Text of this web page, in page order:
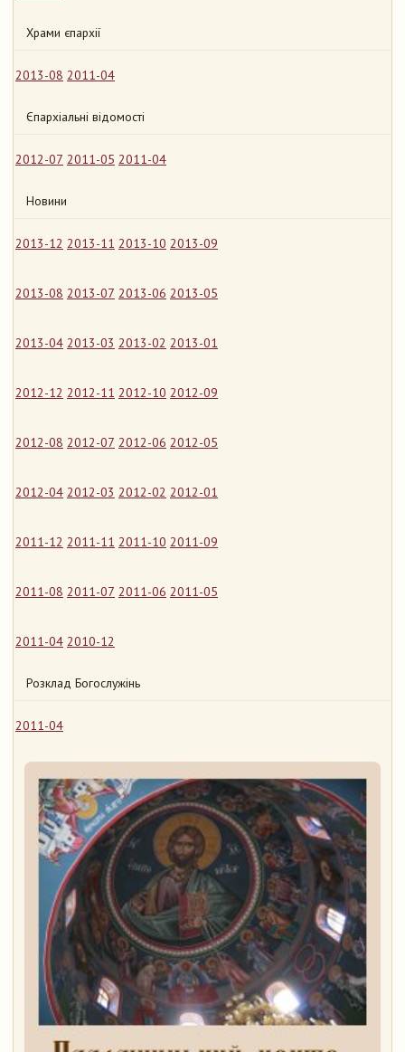
Храми єпархії
2013-08 2011-04
Єпархіальні відомості
2012-07 2011-05 2011-04
Новини
2013-12 2013-11 2013-10 2013-09
2013-08 2013-07 2013-06 2013-05
2013-04 2013-03 2013-02 2013-01
2012-12 2012-11 2012-10 2012-09
2012-08 2012-07 2012-06 2012-05
2012-04 2012-03 2012-02 2012-01
2011-12 2011-11 2011-10 2011-09
2011-08 2011-07 2011-06 2011-05
2011-04 2010-12
Розклад Богослужінь
2011-04